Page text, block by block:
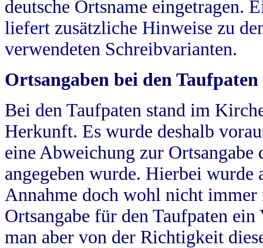
deutsche Ortsname eingetragen.
liefert zusätzliche Hinweise zu
verwendeten Schreibvarianten.
Ortsangaben bei den Taufpaten
Bei den Taufpaten stand im
Herkunft. Es wurde deshalb
eine Abweichung zur
angegeben wurde. Hierbei wurde
Annahme doch wohl nicht
Ortsangabe für den Taufpaten
man aber von der Richtigkeit